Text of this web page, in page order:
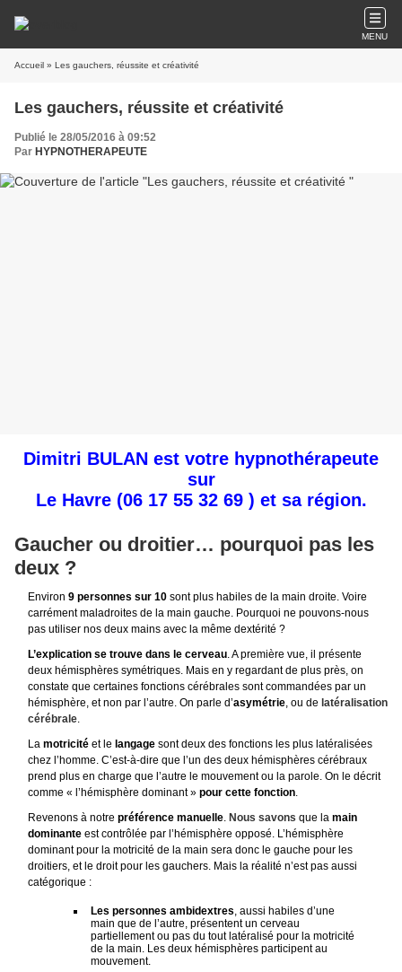
MENU
Accueil » Les gauchers, réussite et créativité
Les gauchers, réussite et créativité
Publié le 28/05/2016 à 09:52
Par HYPNOTHERAPEUTE
Dimitri BULAN est votre hypnothérapeute
sur
Le Havre (06 17 55 32 69 ) et sa région.
Gaucher ou droitier… pourquoi pas les
deux ?
Environ 9 personnes sur 10 sont plus habiles de la main droite. Voire
carrément maladroites de la main gauche. Pourquoi ne pouvons-nous
pas utiliser nos deux mains avec la même dextérité ?
L’explication se trouve dans le cerveau. A première vue, il présente
deux hémisphères symétriques. Mais en y regardant de plus près, on
constate que certaines fonctions cérébrales sont commandées par un
hémisphère, et non par l’autre. On parle d’asymétrie, ou de latéralisation
cérébrale.
La motricité et le langage sont deux des fonctions les plus latéralisées
chez l’homme. C’est-à-dire que l’un des deux hémisphères cérébraux
prend plus en charge que l’autre le mouvement ou la parole. On le décrit
comme « l’hémisphère dominant » pour cette fonction.
Revenons à notre préférence manuelle. Nous savons que la main
dominante est contrôlée par l’hémisphère opposé. L’hémisphère
dominant pour la motricité de la main sera donc le gauche pour les
droitiers, et le droit pour les gauchers. Mais la réalité n’est pas aussi
catégorique :
Les personnes ambidextres, aussi habiles d’une
main que de l’autre, présentent un cerveau
partiellement ou pas du tout latéralisé pour la motricité
de la main. Les deux hémisphères participent au
mouvement.